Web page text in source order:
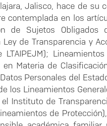
Jalisco, hace de
contemplada en los
de Sujetos
Ley de Transparencia y
LTAIPEJM);
en Materia de
Personales del
los Lineamientos
Instituto de
de